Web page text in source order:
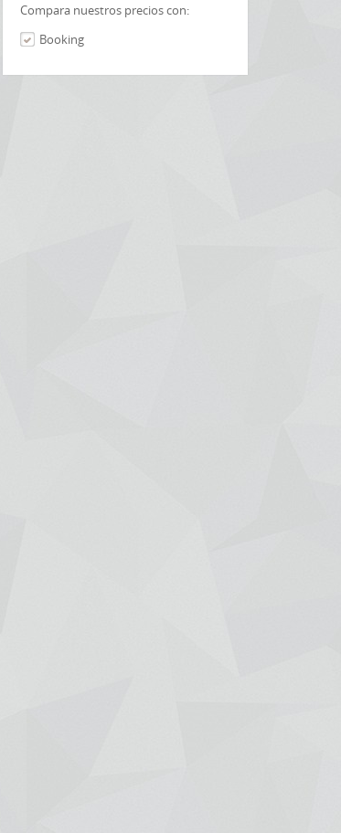
Compara nuestros precios con:
Booking